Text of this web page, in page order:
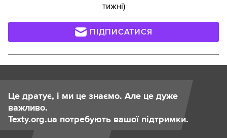
тижні)
ПІДПИСАТИСЯ
Це дратує, і ми це знаємо. Але це дуже
важливо.
Texty.org.ua потребують вашої підтримки.